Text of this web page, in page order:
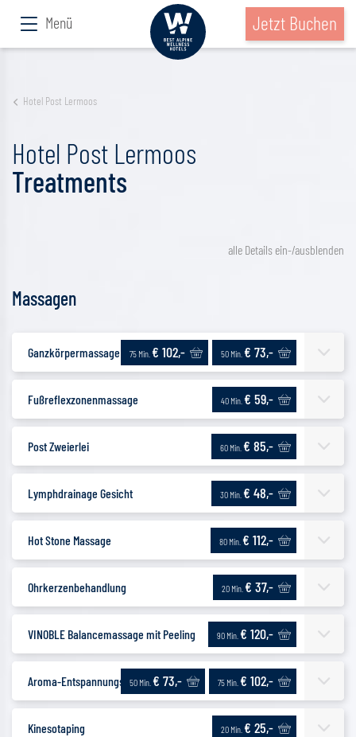
Menü Jetzt Buchen
Hotel Post Lermoos
Hotel Post Lermoos
Treatments
alle Details ein-/ausblenden
Massagen
Ganzkörpermassage | Klassisch
75 Min. € 102,- 50 Min. € 73,-
Fußreflexzonenmassage 40 Min. € 59,-
Post Zweierlei 60 Min. € 85,-
Lymphdrainage Gesicht 30 Min. € 48,-
Hot Stone Massage 80 Min. € 112,-
Ohrkerzenbehandlung 20 Min. € 37,-
VINOBLE Balancemassage mit Peeling 90 Min. € 120,-
Aroma-Entspannungsmassage
50 Min. € 73,- 75 Min. € 102,-
Kinesotaping 20 Min. € 25,-